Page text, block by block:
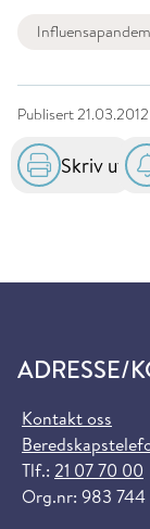
Publisert21.03.2012
Skriv ut
ADRESSE/
Kontakt oss
Tlf.: 21 07 70 00
Org.nr: 983 744